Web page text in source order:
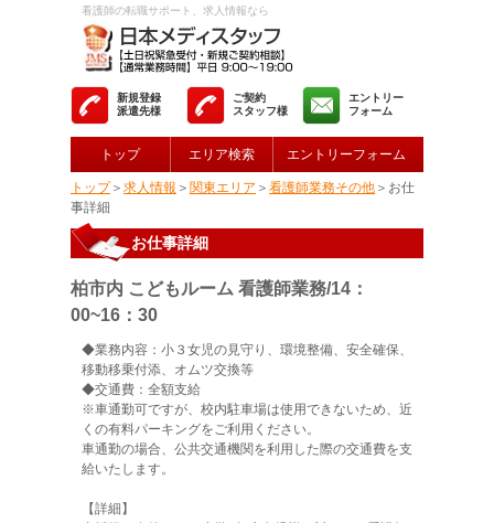
看護師の転職サポート、求人情報なら
新規登録
派遣先様
ご契約
スタッフ様
エントリー
フォーム
トップ エリア検索 エントリーフォーム
トップ＞ 求人情報 ＞ 関東エリア ＞ 看護師業務その他 ＞お仕
事詳細
お仕事詳細
柏市内 こどもルーム 看護師業務/14：
00~16：30
◆業務内容：小３女児の見守り、環境整備、安全確保、
移動移乗付添、オムツ交換等
◆交通費：全額支給
※車通勤可ですが、校内駐車場は使用できないため、近
くの有料パーキングをご利用ください。
車通勤の場合、公共交通機関を利用した際の交通費を支
給いたします。
【詳細】